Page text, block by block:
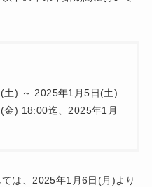
土) ～ 2025年1月5日(土)
) 18:00迄、2025年1月
は、2025年1月6日(月)より